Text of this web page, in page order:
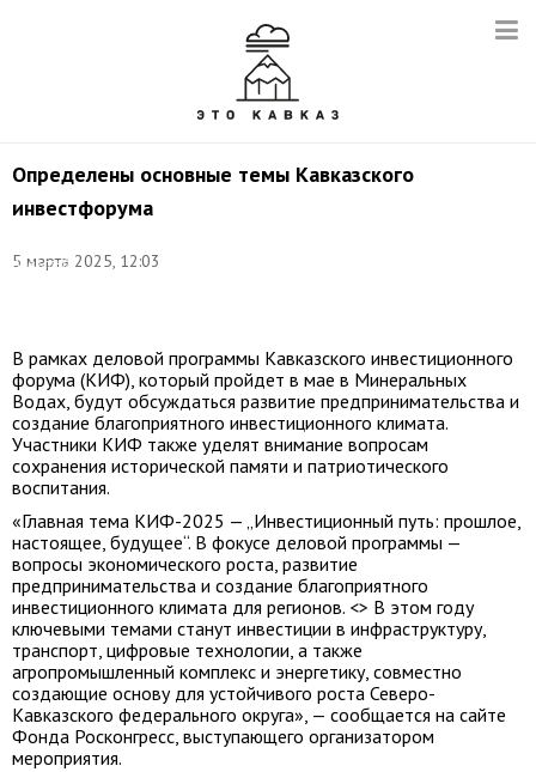
Определены основные темы Кавказского
инвестфорума
5 марта 2025, 12:03
Александр
В рамках деловой программы Кавказского инвестиционного
форума (КИФ), который пройдет в мае в Минеральных
Водах, будут обсуждаться развитие предпринимательства и
создание благоприятного инвестиционного климата.
Участники КИФ также уделят внимание вопросам
сохранения исторической памяти и патриотического
воспитания.
«Главная тема КИФ-2025 — „Инвестиционный путь: прошлое,
настоящее, будущее“. В фокусе деловой программы —
вопросы экономического роста, развитие
предпринимательства и создание благоприятного
инвестиционного климата для регионов. <> В этом году
ключевыми темами станут инвестиции в инфраструктуру,
транспорт, цифровые технологии, а также
агропромышленный комплекс и энергетику, совместно
создающие основу для устойчивого роста Северо-
Кавказского федерального округа», — сообщается на сайте
Фонда Росконгресс, выступающего организатором
мероприятия.